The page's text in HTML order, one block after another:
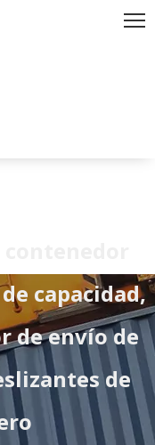
capacidad,
de envío de
de